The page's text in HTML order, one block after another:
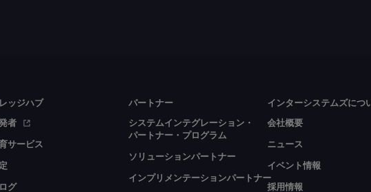
ッジハブ
者
サービス
グ
パートナー
システムインテグレーション・
パートナー・プログラム
ソリューションパートナー
インプリメンテーションパートナー
インターシステムズにつ
会社概要
ニュース
イベント情報
採用情報